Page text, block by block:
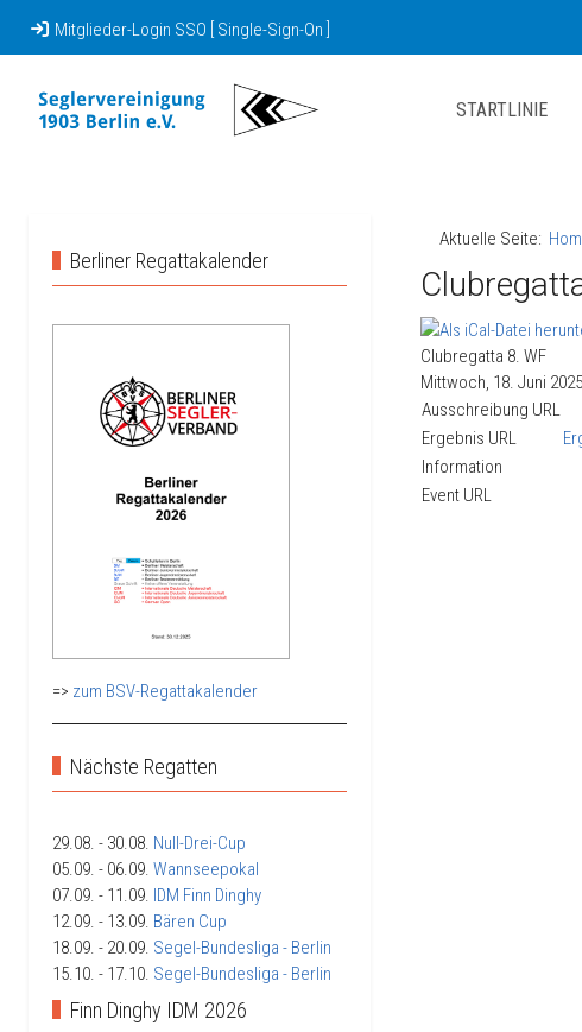
Mitglieder-Login SSO [ Single-Sign-On ]
STARTLINIE
Berliner Regattakalender
=> zum BSV-Regattakalender
Nächste Regatten
29.08. - 30.08. Null-Drei-Cup
05.09. - 06.09. Wannseepokal
07.09. - 11.09. IDM Finn Dinghy
12.09. - 13.09. Bären Cup
18.09. - 20.09. Segel-Bundesliga - Berlin
15.10. - 17.10. Segel-Bundesliga - Berlin
Finn Dinghy IDM 2026
Aktuelle Seite:
Clubregatta 8. WF
Mittwoch, 18. Juni
Ausschreibung URL
Ergebnis URL
Information
Event URL